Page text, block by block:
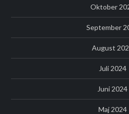
Oktober
September
August
Juli 2024
Juni 2024
Maj 2024